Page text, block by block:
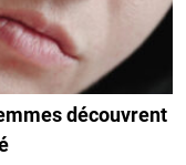
découvrent